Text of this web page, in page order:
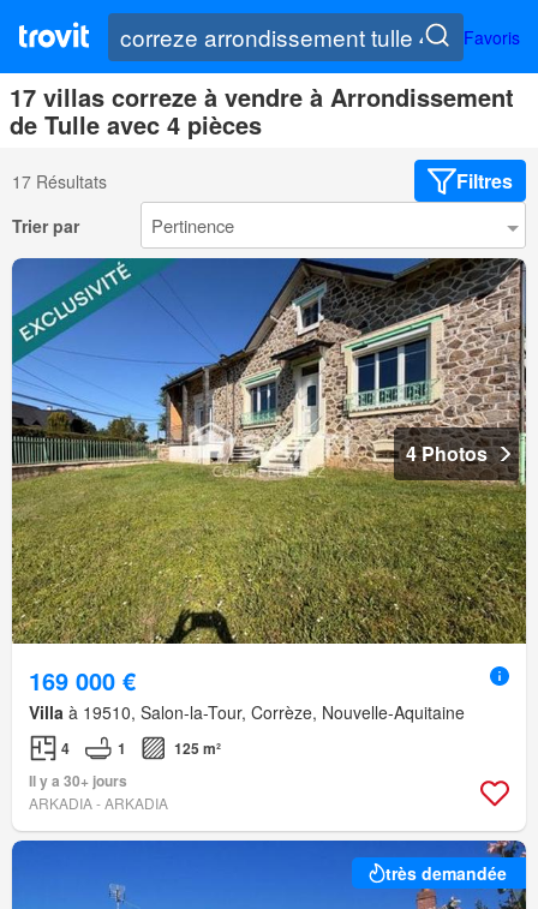
Favoris
17 villas correze à vendre à Arrondissement
de Tulle avec 4 pièces
17 Résultats Filtres
Trier par
4 Photos
169 000 €
Villa à 19510, Salon-la-Tour, Corrèze, Nouvelle-Aquitaine
4 1
125 m²
Il y a 30+ jours
ARKADIA - ARKADIA
très demandée